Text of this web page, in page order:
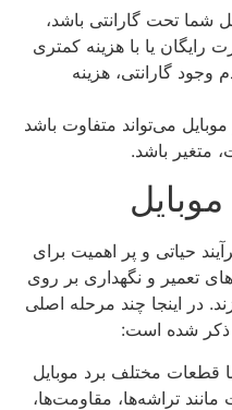
شما تحت گارانتی باشد،
یا با هزینه کمتری
گارانتی، هزینه
می‌تواند متفاوت باشد
متغیر باشد.
حیاتی و پر اهمیت برای
تعمیر و نگهداری بر روی
در اینجا چند مرحله اصلی
ذکر شده است:
با قطعات مختلف برد موبایل
تراشه‌ها، مقاومت‌ها،